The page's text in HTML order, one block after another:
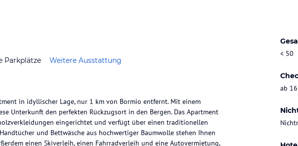
Parkplätze Weitere Ausstattung
< 50
ab
in idyllischer Lage, nur 1 km von Bormio entfernt. Mit einem
Unterkunft den perfekten Rückzugsort in den Bergen. Das Apartment
eingerichtet und verfügt über einen traditionellen
und Bettwäsche aus hochwertiger Baumwolle stehen Ihnen
einen Skiverleih, einen Fahrradverleih und eine Autovermietung,